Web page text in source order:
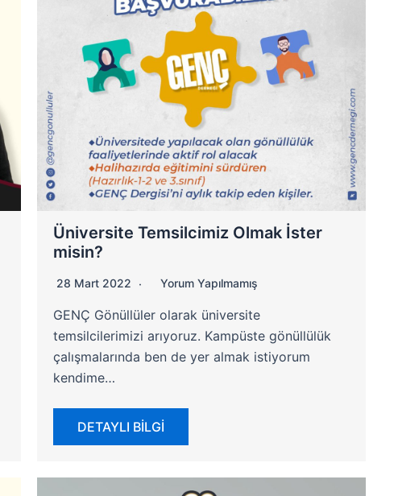
Üniversite Temsilcimiz Olmak İster
misin?
28 Mart 2022 Yorum Yapılmamış
GENÇ Gönüllüler olarak üniversite
temsilcilerimizi arıyoruz. Kampüste gönüllülük
çalışmalarında ben de yer almak istiyorum
kendime…
DETAYLI BİLGİ